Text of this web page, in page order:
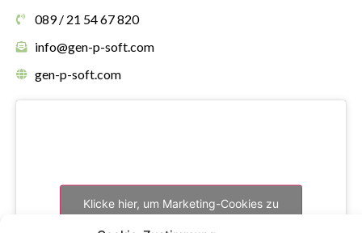
089 / 21 54 67 820
info@gen-p-soft.com
gen-p-soft.com
Klicke hier, um Marketing-Cookies zu